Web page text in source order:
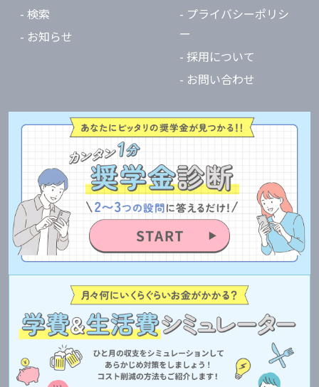
- 検索
- お知らせ
- プライバシーポリシ
ー
- 採用について
- お問い合わせ